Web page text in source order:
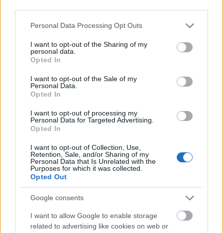
Please note that this website/app uses one or more Google
not limited to your visit or usage behaviour. You may click to
grant or deny consent to Google and its third-party tags to
use your data for below specified purposes in below Google
consent section.
Personal Data Processing Opt Outs
I want to opt-out of the Sharing of my
personal data.
Opted In
I want to opt-out of the Sale of my
Personal Data.
Opted In
I want to opt-out of processing my
Personal Data for Targeted Advertising.
Opted In
I want to opt-out of Collection, Use,
Retention, Sale, and/or Sharing of my
Personal Data that Is Unrelated with the
Purposes for which it was collected.
Opted Out
Google consents
I want to allow Google to enable storage
related to advertising like cookies on web or
Eladó egy Cold Reading a gyakorlatban című
szakanyag a témában. Részletek:
buvesz.blog.hu/2010/07/19/megjelent_a_cold_readi
ng_a_gyakorlatban_konyv
Ára 5000 forint.
Budapesten átvehető vagy utalás után postázom.
G. M. E.
11 éve
Vicces :) 10 Ft antik felár?
Ádám177
11 éve
@cereal killer: Ha még megvan :) Engem érdekelne a